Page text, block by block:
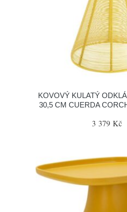
KOVOVÝ KULATÝ
30,5 CM CUERDA
3 379 Kč